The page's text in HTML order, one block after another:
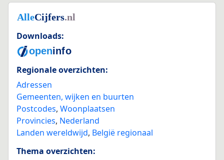
Downloads:
Regionale overzichten:
Adressen
Gemeenten, wijken en buurten
Postcodes, Woonplaatsen
Provincies, Nederland
Landen wereldwijd, België regionaal
Thema overzichten: